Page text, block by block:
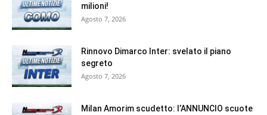
milioni!
Agosto 7, 2026
Rinnovo Dimarco Inter: svelato il piano
segreto
Agosto 7, 2026
Milan Amorim scudetto: l’ANNUNCIO scuote